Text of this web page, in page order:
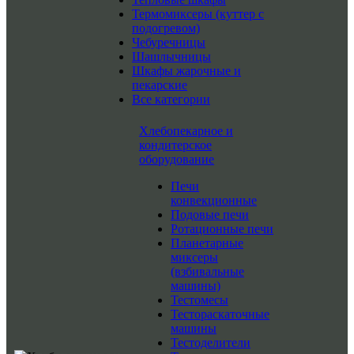
Термомиксеры (куттер с
подогревом)
Чебуречницы
Шашлычницы
Шкафы жарочные и
пекарские
Все категории
Хлебопекарное и
кондитерское
оборудование
Печи
конвекционные
Подовые печи
Ротационные печи
Планетарные
миксеры
(взбивальные
машины)
Тестомесы
Тестораскаточные
машины
Тестоделители